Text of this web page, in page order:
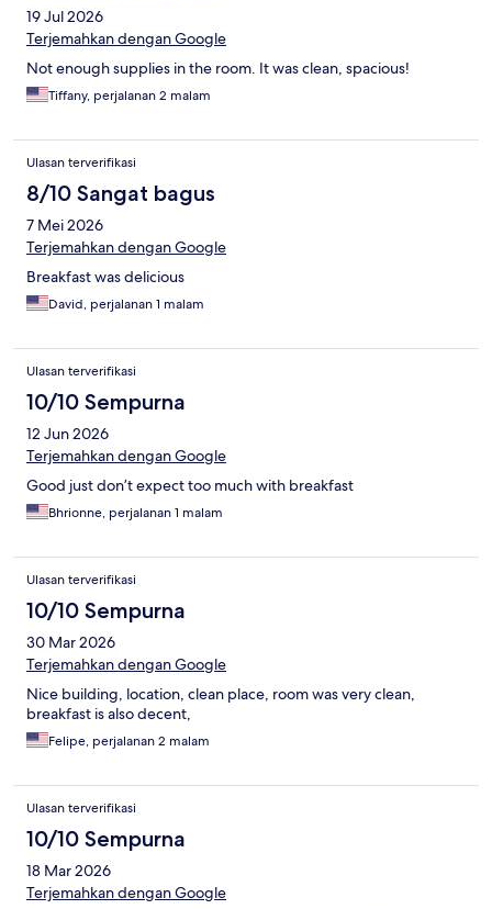
19 Jul 2026
Terjemahkan dengan Google
Not enough supplies in the room. It was clean, spacious!
Tiffany, perjalanan 2 malam
Ulasan terverifikasi
8/10 Sangat bagus
7 Mei 2026
Terjemahkan dengan Google
Breakfast was delicious
David, perjalanan 1 malam
Ulasan terverifikasi
10/10 Sempurna
12 Jun 2026
Terjemahkan dengan Google
Good just don’t expect too much with breakfast
Bhrionne, perjalanan 1 malam
Ulasan terverifikasi
10/10 Sempurna
30 Mar 2026
Terjemahkan dengan Google
Nice building, location, clean place, room was very clean,
breakfast is also decent,
Felipe, perjalanan 2 malam
Ulasan terverifikasi
10/10 Sempurna
18 Mar 2026
Terjemahkan dengan Google